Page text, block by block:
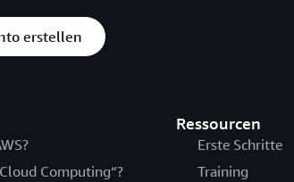
erstellen
Computing“?
Ressourcen
Erste Schritte
Training